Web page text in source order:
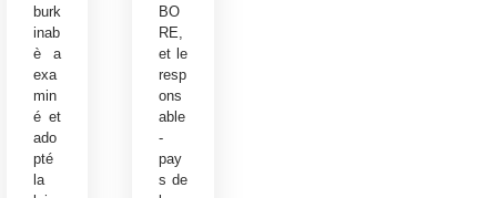
burk
inab
è a
exa
min
é et
ado
pté
la
BO
RE,
et le
resp
ons
able
-
pay
s de